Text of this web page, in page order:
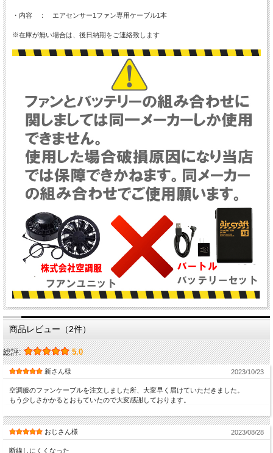
・内容 ： エアセンサー1ファン専用ケーブル1本
※在庫が無い場合は、後日納期をご連絡致します
商品レビュー（2件）
総評: 5.0
新さん様 2023/10/23
空調服のファンケーブルを注文しました所、大変早く届けていただきました。
もう少しさかかるとおもていたので大変感謝しております。
おじさん様 2023/08/28
断線しにくくなった